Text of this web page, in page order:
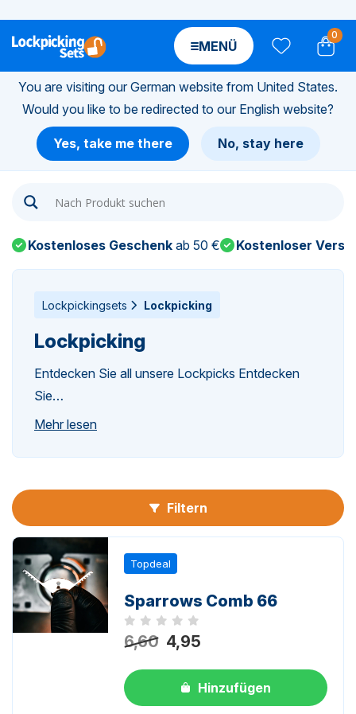
0
MENÜ
You are visiting our German website from United States.
Would you like to be redirected to our English website?
Yes, take me there No, stay here
Kostenloses Geschenk ab 50 € Kostenloser
Lockpickingsets Lockpicking
Lockpicking
Entdecken Sie all unsere Lockpicks Entdecken
Sie…
Mehr lesen
Filtern
Topdeal
Sparrows Comb 66
Noch keine Bewertungen
6,60 4,95
Hinzufügen